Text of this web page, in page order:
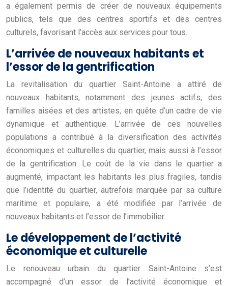
a également permis de créer de nouveaux équipements
publics, tels que des centres sportifs et des centres
culturels, favorisant l’accès aux services pour tous.
L’arrivée de nouveaux habitants et
l’essor de la gentrification
La revitalisation du quartier Saint-Antoine a attiré de
nouveaux habitants, notamment des jeunes actifs, des
familles aisées et des artistes, en quête d’un cadre de vie
dynamique et authentique. L’arrivée de ces nouvelles
populations a contribué à la diversification des activités
économiques et culturelles du quartier, mais aussi à l’essor
de la gentrification. Le coût de la vie dans le quartier a
augmenté, impactant les habitants les plus fragiles, tandis
que l’identité du quartier, autrefois marquée par sa culture
maritime et populaire, a été modifiée par l’arrivée de
nouveaux habitants et l’essor de l’immobilier.
Le développement de l’activité
économique et culturelle
Le renouveau urbain du quartier Saint-Antoine s’est
accompagné d’un essor de l’activité économique et